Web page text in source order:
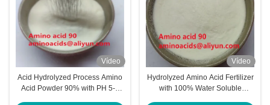
Vídeo
Acid Hydrolyzed Process Amino
Acid Powder 90% with PH 5-7
Vídeo
Hydrolyzed Amino Acid Fertilizer
with 100% Water Soluble